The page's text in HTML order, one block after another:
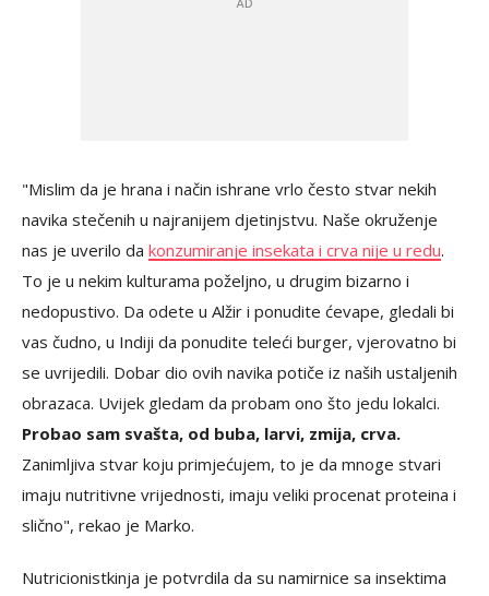
"Mislim da je hrana i način ishrane vrlo često stvar nekih
navika stečenih u najranijem djetinjstvu. Naše okruženje
nas je uverilo da konzumiranje insekata i crva nije u redu.
To je u nekim kulturama poželjno, u drugim bizarno i
nedopustivo. Da odete u Alžir i ponudite ćevape, gledali bi
vas čudno, u Indiji da ponudite teleći burger, vjerovatno bi
se uvrijedili. Dobar dio ovih navika potiče iz naših ustaljenih
obrazaca. Uvijek gledam da probam ono što jedu lokalci.
Probao sam svašta, od buba, larvi, zmija, crva.
Zanimljiva stvar koju primjećujem, to je da mnoge stvari
imaju nutritivne vrijednosti, imaju veliki procenat proteina i
slično", rekao je Marko.
Nutricionistkinja je potvrdila da su namirnice sa insektima